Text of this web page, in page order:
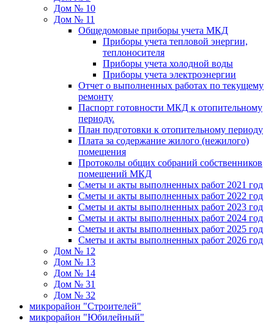
Дом № 10
Дом № 11
Общедомовые приборы учета МКД
Приборы учета тепловой энергии,
теплоносителя
Приборы учета холодной воды
Приборы учета электроэнергии
Отчет о выполненных работах по текущему
ремонту
Паспорт готовности МКД к отопительному
периоду.
План подготовки к отопительному периоду
Плата за содержание жилого (нежилого)
помещения
Протоколы общих собраний собственников
помещений МКД
Сметы и акты выполненных работ 2021 год
Сметы и акты выполненных работ 2022 год
Сметы и акты выполненных работ 2023 год
Сметы и акты выполненных работ 2024 год
Сметы и акты выполненных работ 2025 год
Сметы и акты выполненных работ 2026 год
Дом № 12
Дом № 13
Дом № 14
Дом № 31
Дом № 32
микрорайон "Строителей"
микрорайон "Юбилейный"